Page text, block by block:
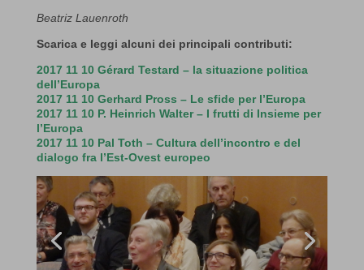
Beatriz Lauenroth
Scarica e leggi alcuni dei principali contributi:
2017 11 10 Gérard Testard – la situazione politica
dell’Europa
2017 11 10 Gerhard Pross – Le sfide per l’Europa
2017 11 10 P. Heinrich Walter – I frutti di Insieme per
l’Europa
2017 11 10 Pal Toth – Cultura dell’incontro e del
dialogo fra l’Est-Ovest europeo